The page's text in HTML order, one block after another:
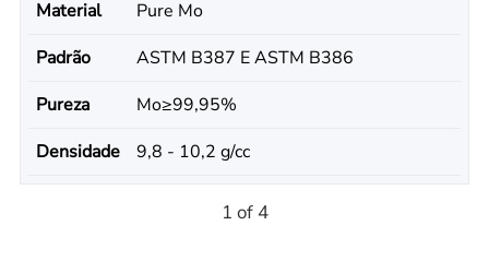
Material
Pure Mo
Padrão
ASTM B387 E ASTM B386
Pureza
Mo≥99,95%
Densidade
9,8 - 10,2 g/cc
1 of 4